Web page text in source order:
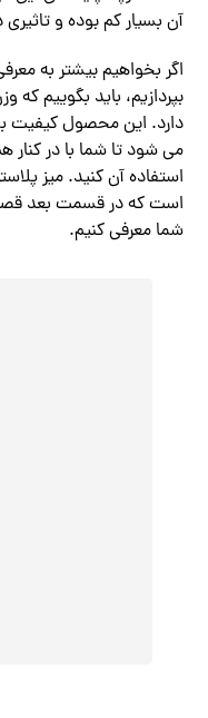
آن بسیار کم بوده و
اگر بخواهیم بیشتر به
بپردازیم، باید بگوییم که
دارد. این محصول کیفیت
می شود تا شما با در کنار
استفاده آن کنید. میز
است که در قسمت بعد قصد
شما معرفی کنیم.